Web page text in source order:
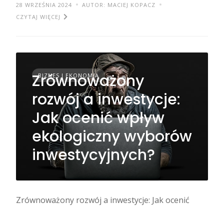
28 WRZEŚNIA 2024
AUTOR: MACIEJ KOPACZ
CZYTAJ WIĘCEJ
BIZNES I EKONOMIA
Zrównoważony
rozwój a inwestycje:
Jak ocenić wpływ
ekologiczny wyborów
inwestycyjnych?
Zrównoważony rozwój a inwestycje: Jak ocenić